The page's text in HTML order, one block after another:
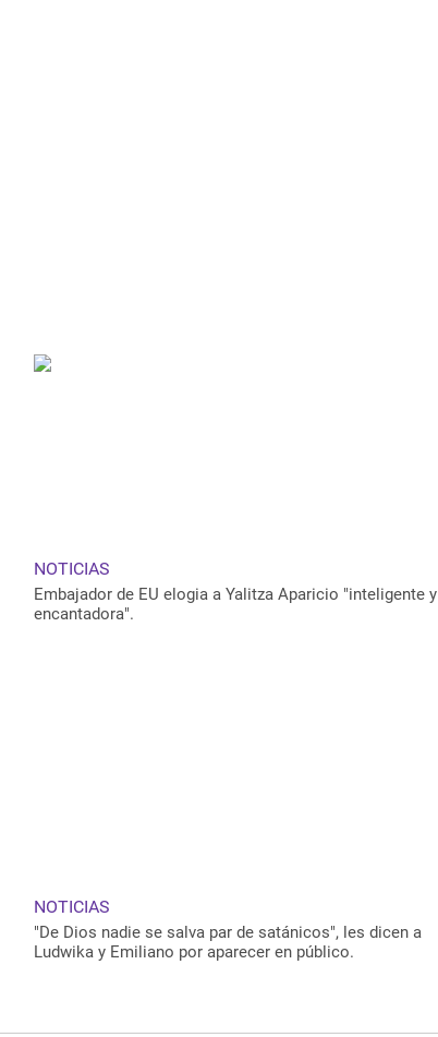
NOTICIAS
Embajador de EU elogia a Yalitza Aparicio "inteligente y
encantadora".
NOTICIAS
"De Dios nadie se salva par de satánicos", les dicen a
Ludwika y Emiliano por aparecer en público.